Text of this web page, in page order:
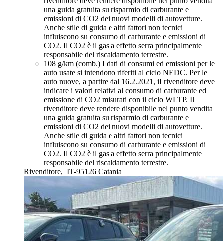
una guida gratuita su risparmio di carburante e
emissioni di CO2 dei nuovi modelli di autovetture.
Anche stile di guida e altri fattori non tecnici
influiscono su consumo di carburante e emissioni di
CO2. Il CO2 è il gas a effetto serra principalmente
responsabile del riscaldamento terrestre.
108 g/km (comb.) I dati di consumi ed emissioni per le
auto usate si intendono riferiti al ciclo NEDC. Per le
auto nuove, a partire dal 16.2.2021, iI rivenditore deve
indicare i valori relativi al consumo di carburante ed
emissione di CO2 misurati con il ciclo WLTP. Il
rivenditore deve rendere disponibile nel punto vendita
una guida gratuita su risparmio di carburante e
emissioni di CO2 dei nuovi modelli di autovetture.
Anche stile di guida e altri fattori non tecnici
influiscono su consumo di carburante e emissioni di
CO2. Il CO2 è il gas a effetto serra principalmente
responsabile del riscaldamento terrestre.
Rivenditore, IT-95126 Catania